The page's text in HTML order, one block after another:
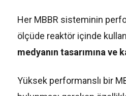
Her MBBR sisteminin
ölçüde reaktör içinde
medyanın tasarımına ve
Yüksek performanslı bir